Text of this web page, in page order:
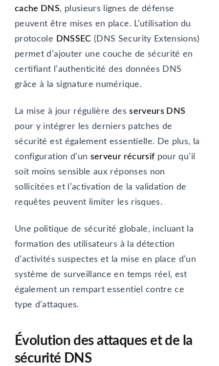
cache DNS, plusieurs lignes de défense
peuvent être mises en place. L’utilisation du
protocole DNSSEC (DNS Security Extensions)
permet d’ajouter une couche de sécurité en
certifiant l’authenticité des données DNS
grâce à la signature numérique.
La mise à jour régulière desserveurs DNS
pour y intégrer les derniers patches de
sécurité est également essentielle. De plus, la
configuration d’un serveur récursifpour qu’il
soit moins sensible aux réponses non
sollicitées et l’activation de la validation de
requêtes peuvent limiter les risques.
Une politique de sécurité globale, incluant la
formation des utilisateurs à la détection
d’activités suspectes et la mise en place d’un
système de surveillance en temps réel, est
également un rempart essentiel contre ce
type d’attaques.
Évolution des attaques et de la
sécurité DNS